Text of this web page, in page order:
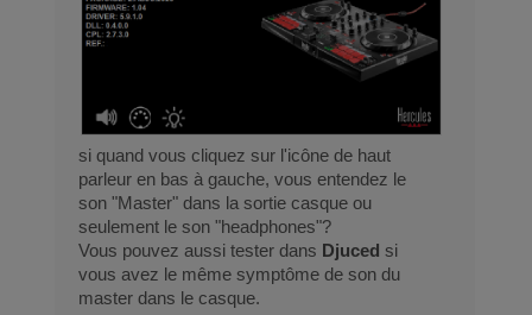
si quand vous cliquez sur l'icône de haut
parleur en bas à gauche, vous entendez le
son "Master" dans la sortie casque ou
seulement le son "headphones"?
Vous pouvez aussi tester dans Djuced si
vous avez le même symptôme de son du
master dans le casque.